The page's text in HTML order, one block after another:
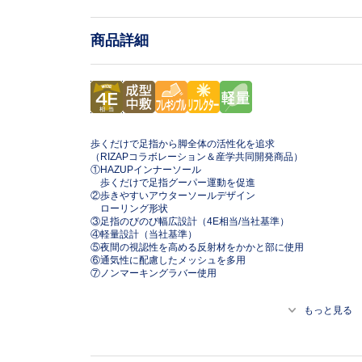
商品詳細
歩くだけで足指から脚全体の活性化を追求
（RIZAPコラボレーション＆産学共同開発商品）
①HAZUPインナーソール
歩くだけで足指グーパー運動を促進
②歩きやすいアウターソールデザイン
ローリング形状
③足指のびのび幅広設計（4E相当/当社基準）
④軽量設計（当社基準）
⑤夜間の視認性を高める反射材をかかと部に使用
⑥通気性に配慮したメッシュを多用
⑦ノンマーキングラバー使用
もっと見る